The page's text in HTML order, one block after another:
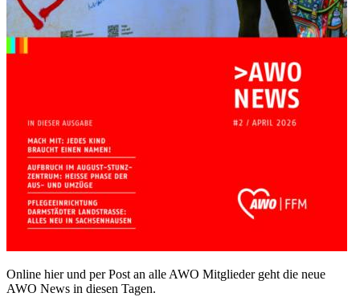
Online hier und per Post an alle AWO Mitglieder geht die neue
AWO News in diesen Tagen.